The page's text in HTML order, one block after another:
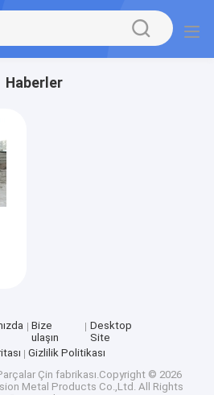
Haberler
Bize
ulaşın
Desktop
Site
Gizlilik Politikası
Çin fabrikası.Copyright © 2026
Metal Products Co.,Ltd. All Rights